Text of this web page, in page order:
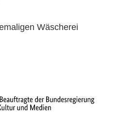
Wäscherei